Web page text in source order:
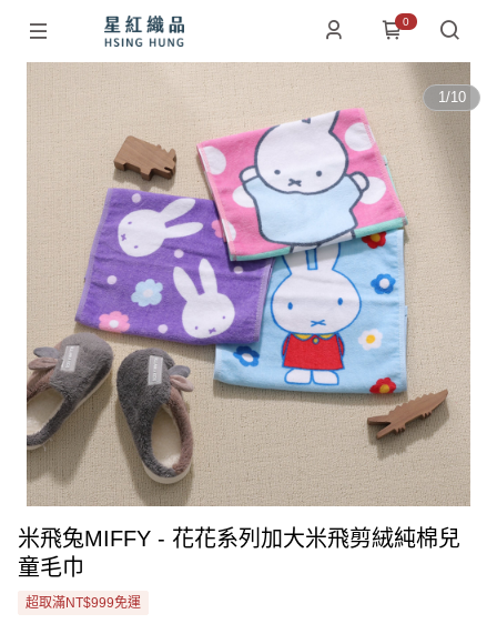
0
1/10
米飛兔MIFFY - 花花系列加大米飛剪絨純棉兒
童毛巾
超取滿NT$999免運